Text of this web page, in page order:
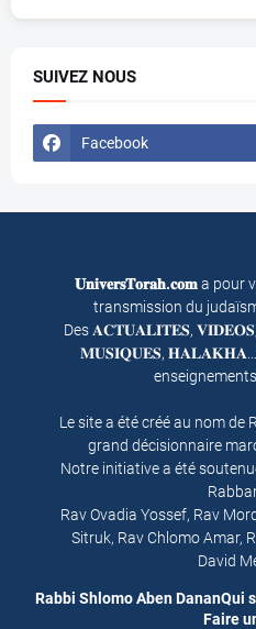
SUIVEZ NOUS
Facebook
𝐔𝐧𝐢𝐯𝐞𝐫𝐬𝐓𝐨𝐫𝐚𝐡.𝐜𝐨𝐦a pour
transmission du
Des 𝐀𝐂𝐓𝐔𝐀𝐋𝐈𝐓𝐄𝐒,
𝐌𝐔𝐒𝐈𝐐𝐔𝐄𝐒, 𝐇𝐀𝐋𝐀𝐊𝐇𝐀…
Le site a été créé au nom de
grand décisionnaire
Notre initiative a été
Rav Ovadia Yossef, Rav
Sitruk, Rav Chlomo Amar,
David
Rabbi Shlomo Aben DananQui
Faire